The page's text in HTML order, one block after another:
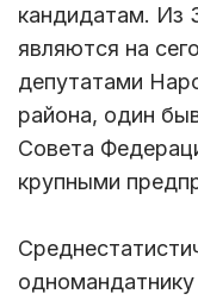
кандидатам. Из
являются на
депутатами
района, один
Совета
крупными